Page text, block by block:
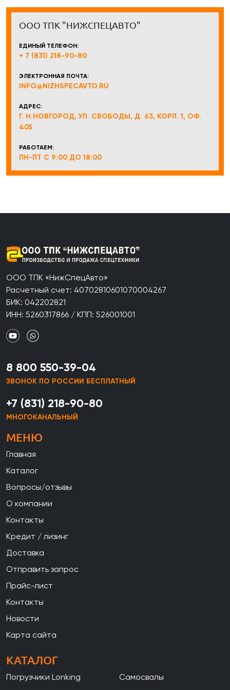
ООО ТПК "НИЖСПЕЦАВТО"
ЕДИНЫЙ ТЕЛЕФОН:
+ 7 (831) 218-90-80
ЭЛЕКТРОННАЯ ПОЧТА:
INFO@NIZHSPECAVTO.RU
АДРЕС:
Г. Н.НОВГОРОД, УЛ. СВОБОДЫ, Д. 63, КОРП. 1, ОФ.
405
РАБОТАЕМ:
ПН-ПТ С 9:00 ДО 18:00
ООО ТПК «НижСпецАвто»
Расчетный счет: 40702810601070004267
БИК: 042202821
ИНН: 5260317866 / КПП: 526001001
8 800 550-39-04
ЗВОНОК ПО РОССИИ БЕСПЛАТНЫЙ
+7 (831) 218-90-80
МНОГОКАНАЛЬНЫЙ
МЕНЮ
Главная
Каталог
Вопросы/отзывы
О компании
Контакты
Кредит / лизинг
Доставка
Отправить запрос
Прайс-лист
Контакты
Новости
Карта сайта
КАТАЛОГ
Погрузчики Lonking
Самосвалы